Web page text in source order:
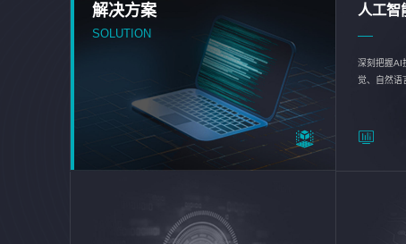
解决方案
SOLUTION
人工智
深刻把握AI
觉、自然语
续优化企